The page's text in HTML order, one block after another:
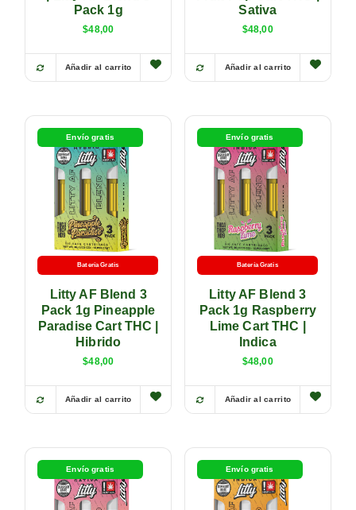
Pack 1g
$48,00
Añadir al carrito
Sativa
$48,00
Añadir al carrito
Envío gratis
Batería Gratis
Litty AF Blend 3
Pack 1g Pineapple
Paradise Cart THC |
Hibrido
$48,00
Añadir al carrito
Envío gratis
Batería Gratis
Litty AF Blend 3
Pack 1g Raspberry
Lime Cart THC |
Indica
$48,00
Añadir al carrito
Envío gratis Envío gratis